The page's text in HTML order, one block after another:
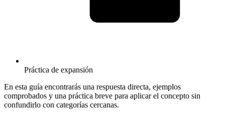
Práctica de expansión
En esta guía encontrarás una respuesta directa, ejemplos
comprobados y una práctica breve para aplicar el concepto sin
confundirlo con categorías cercanas.